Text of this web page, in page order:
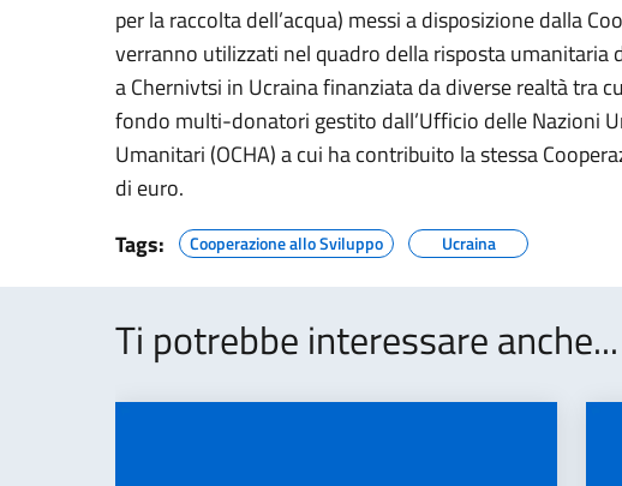
per la raccolta dell’acqua) messi a disposizione dalla
verranno utilizzati nel quadro della risposta umanitaria
a Chernivtsi in Ucraina finanziata da diverse realtà tra
fondo multi-donatori gestito dall’Ufficio delle Nazioni
Umanitari (OCHA) a cui ha contribuito la stessa
di euro.
Tags:
Cooperazione allo Sviluppo Ucraina
Ti potrebbe interessare anche...